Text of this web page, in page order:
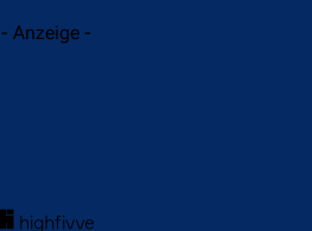
- Anzeige -